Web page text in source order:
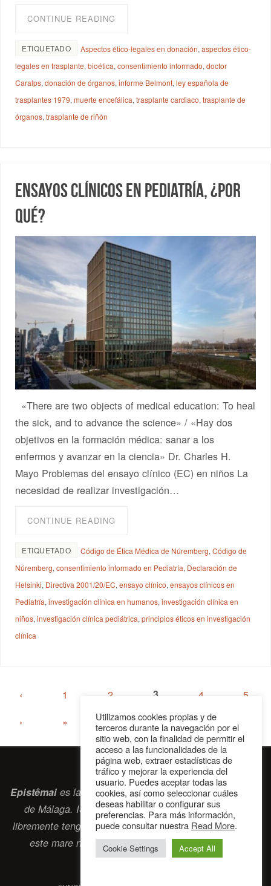
CONTINUE READING
ETIQUETADO Aspectos ético-legales en donación,aspectos ético-
legales en trasplante,bioética,consentimiento informado,doctor
Caralps,donación de órganos,informe Belmont,ley española de
trasplantes 1979,muerte encefálica,trasplante cardiaco,trasplante de
órganos,trasplante de riñón
Ensayos clínicos en pediatría, ¿por
qué?
«There are two objects of medical education: To heal
the sick, and to advance the science» / «Hay dos
objetivos en la formación médica: sanar a los
enfermos y avanzar en la ciencia» Dr. Charles H.
Mayo Problemas del ensayo clínico (EC) en niños La
necesidad de realizar investigación…
CONTINUE READING
ETIQUETADO Código de Ética Médica de Núremberg,Código de
Núremberg,consentimiento informado en Pediatría, Declaración de
Helsinki, Directiva 2001/20/EC,ensayo clínico,ensayos clínicos en
Pediatría,investigación clínica en humanos,investigación clínica en
niños,investigación clínica pediátrica,principios éticos en investigación
clínica
‹ 1 2 3 4
5
›
»
Epistêmaies la revista digital de la Sociedad Erasmiana
de Málaga. ISSN 2697-2468. Bienvenidos cuantos
libremente tengan algo que intercambiar navegando por
este mare nostrumque es el océano erasmiano.
contacto@epistemai.es
Utilizamos cookies propias y de
terceros durante la navegación por el
sitio web, con la finalidad de permitir el
acceso a las funcionalidades de la
página web, extraer estadísticas de
tráfico y mejorar la experiencia del
usuario. Puedes aceptar todas las
cookies, así como seleccionar cuáles
deseas habilitar o configurar sus
preferencias. Para más información,
puede consultar nuestra Read More.
Cookie Settings Accept All